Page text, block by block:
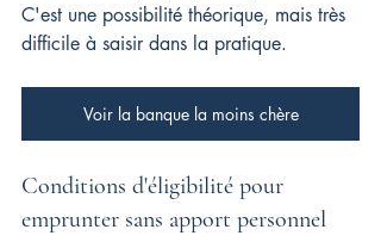
C'est une possibilité théorique, mais très
difficile à saisir dans la pratique.
Voir la banque la moins chère
Conditions d'éligibilité pour
emprunter sans apport personnel